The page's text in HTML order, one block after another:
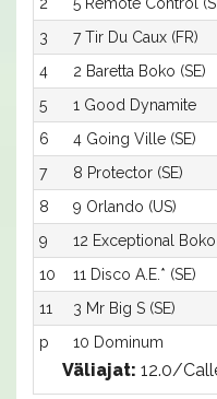
3
7 Tir Du Caux (FR)
4
2 Baretta Boko (SE)
5
1 Good Dynamite
6
4 Going Ville (SE)
7
8 Protector (SE)
8
9 Orlando (US)
9
12 Exceptional Boko
10
11 Disco A.E.* (SE)
11
3 Mr Big S (SE)
p
10 Dominum
Väliajat: 12.0/